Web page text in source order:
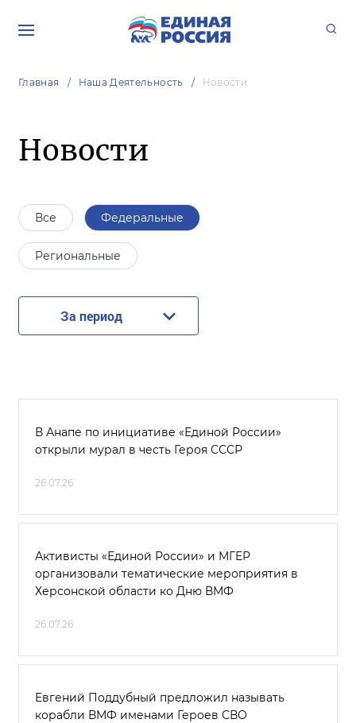
Главная Наша Деятельность Новости
Новости
Все Федеральные
Региональные
За период
В Анапе по инициативе «Единой России»
открыли мурал в честь Героя СССР
26.07.26
Активисты «Единой России» и МГЕР
организовали тематические мероприятия в
Херсонской области ко Дню ВМФ
26.07.26
Евгений Поддубный предложил называть
корабли ВМФ именами Героев СВО